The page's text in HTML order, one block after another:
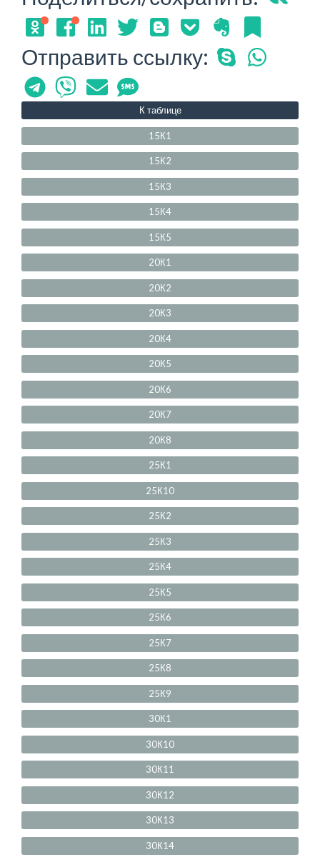
Отправить ссылку:
К таблице
15К1
15К2
15К3
15К4
15К5
20К1
20К2
20К3
20К4
20К5
20К6
20К7
20К8
25К1
25К10
25К2
25К3
25К4
25К5
25К6
25К7
25К8
25К9
30К1
30К10
30К11
30К12
30К13
30К14